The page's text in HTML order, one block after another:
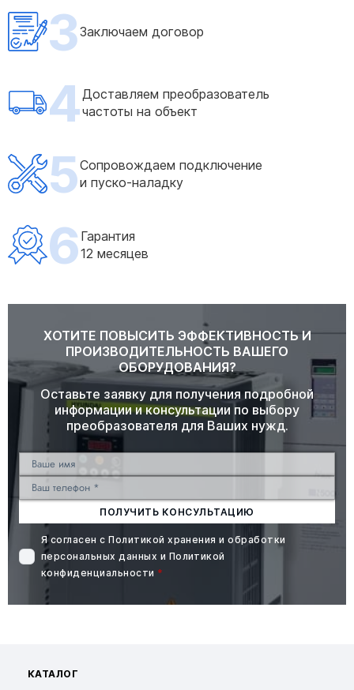
3Заключаем договор
4Доставляем преобразователь
частоты на объект
5Сопровождаем подключение
и пуско-наладку
6 Гарантия
12 месяцев
ХОТИТЕ ПОВЫСИТЬ ЭФФЕКТИВНОСТЬ И
ПРОИЗВОДИТЕЛЬНОСТЬ ВАШЕГО
ОБОРУДОВАНИЯ?
Оставьте заявку для получения подробной
информации и консультации по выбору
преобразователя для Ваших нужд.
ПОЛУЧИТЬ КОНСУЛЬТАЦИЮ
Я согласен сПолитикой хранения и обработки
персональных данных и Политикой
конфиденциальности *
КАТАЛОГ